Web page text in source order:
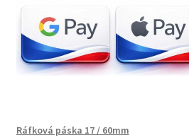
Ráfková páska 17 / 60mm